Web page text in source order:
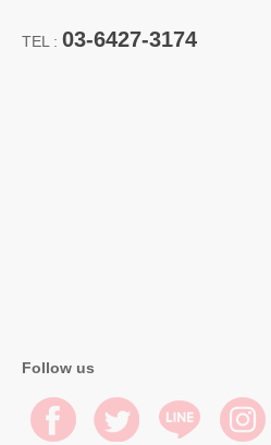
TEL : 03-6427-3174
Follow us